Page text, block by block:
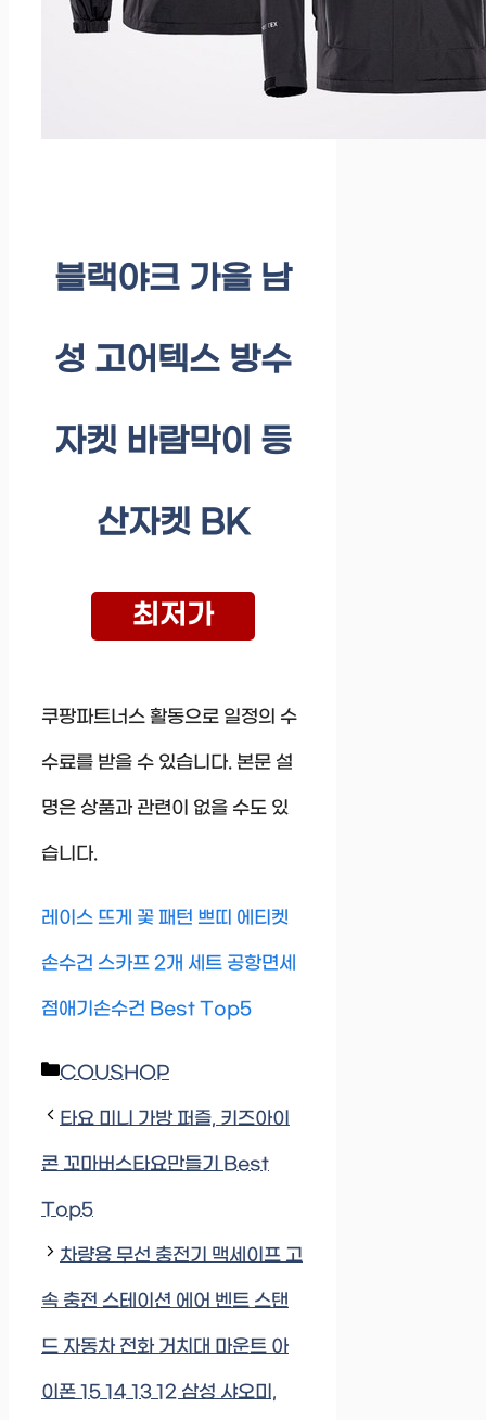
블랙야크 가을 남
성 고어텍스 방수
자켓 바람막이 등
산자켓 BK
최저가
쿠팡파트너스 활동으로 일정의 수
수료를 받을 수 있습니다. 본문 설
명은 상품과 관련이 없을 수도 있
습니다.
레이스 뜨게 꽃 패턴 쁘띠 에티켓
손수건 스카프 2개 세트 공항면세
점애기손수건 Best Top5
Categories
COUSHOP
타요 미니 가방 퍼즐, 키즈아이
콘 꼬마버스타요만들기 Best
Top5
차량용 무선 충전기 맥세이프 고
속 충전 스테이션 에어 벤트 스탠
드 자동차 전화 거치대 마운트 아
이폰 15 14 13 12 삼성 샤오미,